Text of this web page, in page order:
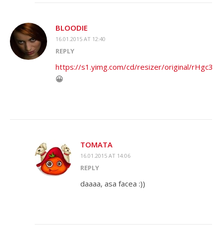
BLOODIE
16.01.2015 AT 12:40
REPLY
https://s1.yimg.com/cd/resizer/original/
😀
TOMATA
16.01.2015 AT 14:06
REPLY
daaaa, asa facea :))